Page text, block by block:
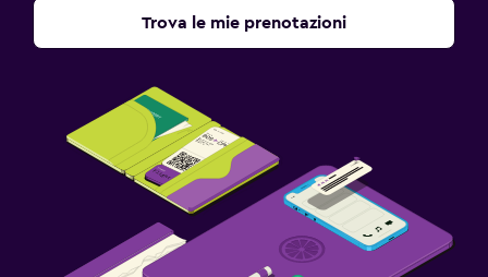
Trova le mie prenotazioni